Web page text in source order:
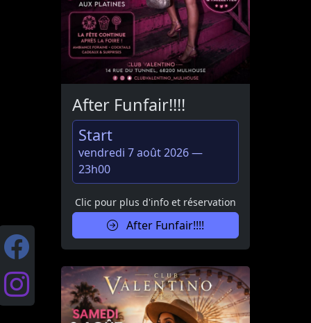
After Funfair!!!!
Start
vendredi 7 août 2026 —
23h00
Clic pour plus d'info et réservation
After Funfair!!!!